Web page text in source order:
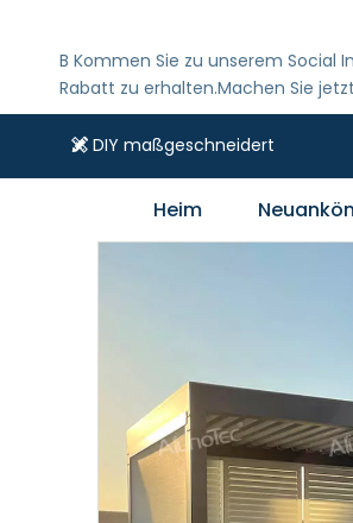
B Kommen Sie zu unserem Social
Rabatt zu erhalten.Machen Sie
DIY maßgeschneidert
Heim